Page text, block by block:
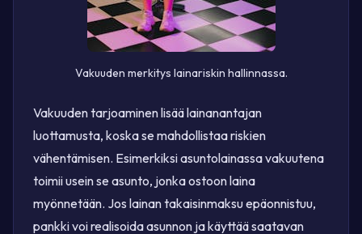
Vakuuden merkitys lainariskin hallinnassa.
Vakuuden tarjoaminen lisää lainanantajan
luottamusta, koska se mahdollistaa riskien
vähentämisen. Esimerkiksi asuntolainassa vakuutena
toimii usein se asunto, jonka ostoon laina
myönnetään. Jos lainan takaisinmaksu epäonnistuu,
pankki voi realisoida asunnon ja käyttää saatavan